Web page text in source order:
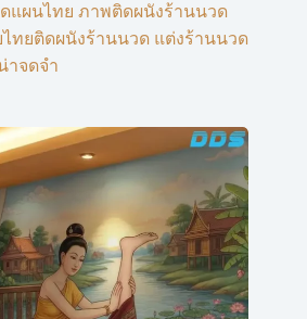
แผนไทย ภาพติดผนังร้านนวด
ไทยติดผนังร้านนวด แต่งร้านนวด
าจดจำ